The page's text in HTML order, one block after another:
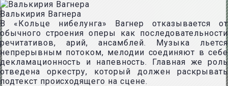
Валькирия Вагнера
В «Кольце нибелунга» Вагнер отказывается от
обычного строения оперы как последовательности
речитативов, арий, ансамблей. Музыка льется
непрерывным потоком, мелодии соединяют в себе
декламационность и напевность. Главная же роль
отведена оркестру, который должен раскрывать
подтекст происходящего на сцене.